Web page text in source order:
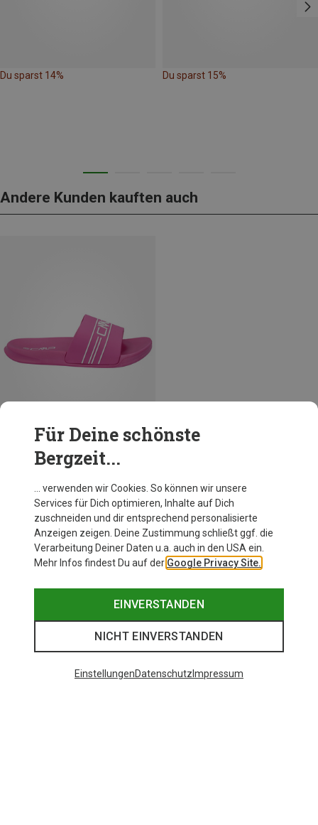
Du sparst 14% Du sparst 15%
Andere Kunden kauften auch
Du sparst 14%
Für Deine schönste
Bergzeit...
… verwenden wir Cookies. So können wir unsere
Services für Dich optimieren, Inhalte auf Dich
zuschneiden und dir entsprechend personalisierte
Anzeigen zeigen. Deine Zustimmung schließt ggf. die
Verarbeitung Deiner Daten u.a. auch in den USA ein.
Mehr Infos findest Du auf der Google Privacy Site.
EINVERSTANDEN
NICHT EINVERSTANDEN
EinstellungenDatenschutz Impressum